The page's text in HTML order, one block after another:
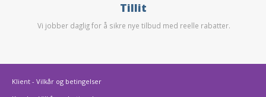
Tillit
Vi jobber daglig for å sikre nye tilbud med reelle rabatter.
Klient - Vilkår og betingelser